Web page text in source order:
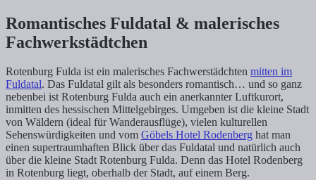
Romantisches Fuldatal & malerisches
Fachwerkstädtchen
Rotenburg Fulda ist ein malerisches Fachwerstädchten mitten im
Fuldatal. Das Fuldatal gilt als besonders romantisch… und so ganz
nebenbei ist Rotenburg Fulda auch ein anerkannter Luftkurort,
inmitten des hessischen Mittelgebirges. Umgeben ist die kleine Stadt
von Wäldern (ideal für Wanderausflüge), vielen kulturellen
Sehenswürdigkeiten und vom Göbels Hotel Rodenberg hat man
einen supertraumhaften Blick über das Fuldatal und natürlich auch
über die kleine Stadt Rotenburg Fulda. Denn das Hotel Rodenberg
in Rotenburg liegt, oberhalb der Stadt, auf einem Berg.